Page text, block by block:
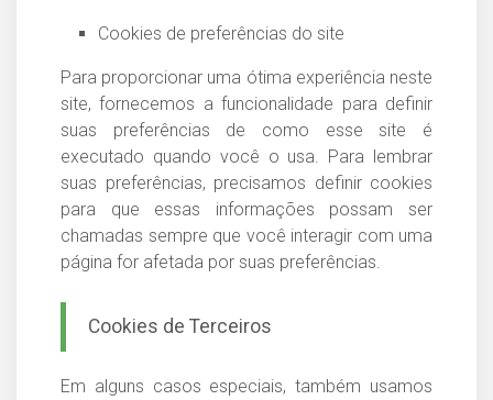
Cookies de preferências do site
Para proporcionar uma ótima experiência neste
site, fornecemos a funcionalidade para definir
suas preferências de como esse site é
executado quando você o usa. Para lembrar
suas preferências, precisamos definir cookies
para que essas informações possam ser
chamadas sempre que você interagir com uma
página for afetada por suas preferências.
Cookies de Terceiros
Em alguns casos especiais, também usamos